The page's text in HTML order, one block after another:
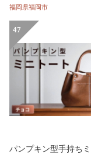
福岡県福岡市
47
パンプキン型手持ち